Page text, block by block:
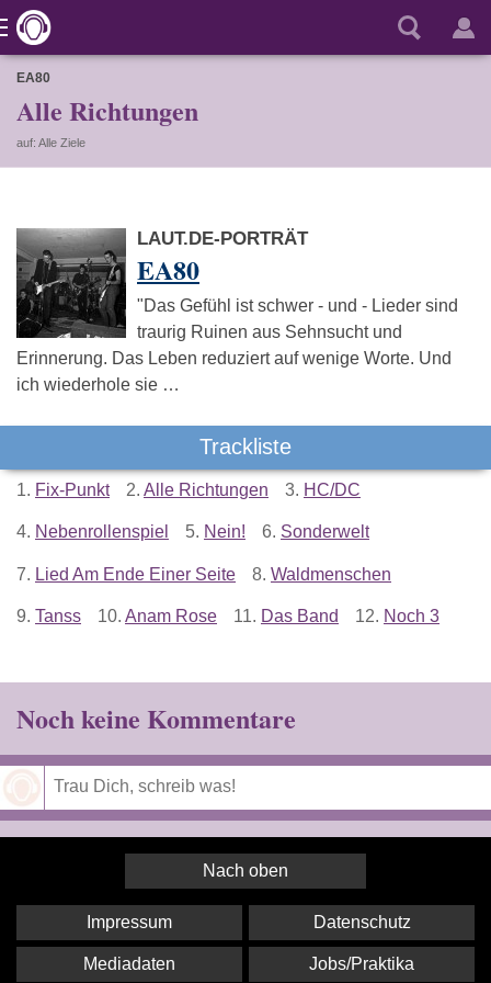
EA80
Alle Richtungen
auf: Alle Ziele
LAUT.DE-PORTRÄT
EA80
"Das Gefühl ist schwer - und - Lieder sind
traurig Ruinen aus Sehnsucht und
Erinnerung. Das Leben reduziert auf wenige Worte. Und
ich wiederhole sie …
Trackliste
1. Fix-Punkt 2. Alle Richtungen 3. HC/DC
4. Nebenrollenspiel 5. Nein! 6. Sonderwelt
7. Lied Am Ende Einer Seite 8. Waldmenschen
9. Tanss 10. Anam Rose 11. Das Band 12. Noch 3
Noch keine Kommentare
Nach oben
Impressum Datenschutz
Mediadaten Jobs/Praktika